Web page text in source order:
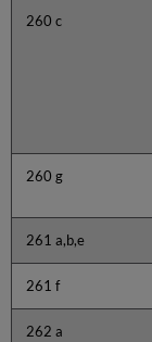
260 c
260 g
261 a,b,e
261 f
262 a